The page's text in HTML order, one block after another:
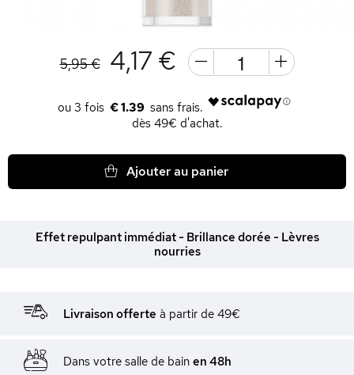
5,95 € 4,17 €
€ 1.39
dès 49€ d'achat.
Ajouter au panier
Effet repulpant immédiat - Brillance dorée - Lèvres
nourries
Livraison offerte à partir de 49€
Dans votre salle de bain en 48h